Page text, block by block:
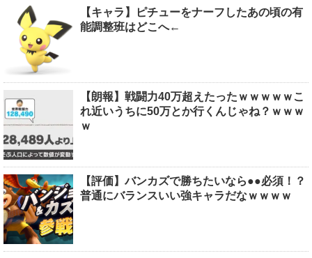
【キャラ】ピチューをナーフしたあの頃の有
能調整班はどこへ←
【朗報】戦闘力40万超えたったｗｗｗｗｗこ
れ近いうちに50万とか行くんじゃね？ｗｗｗ
ｗ
【評価】バンカズで勝ちたいなら●●必須！？
普通にバランスいい強キャラだなｗｗｗｗ